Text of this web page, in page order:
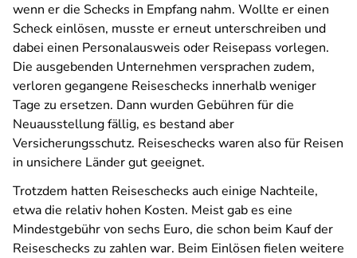
wenn er die Schecks in Empfang nahm. Wollte er einen
Scheck einlösen, musste er erneut unterschreiben und
dabei einen Personalausweis oder Reisepass vorlegen.
Die ausgebenden Unternehmen versprachen zudem,
verloren gegangene Reiseschecks innerhalb weniger
Tage zu ersetzen. Dann wurden Gebühren für die
Neuausstellung fällig, es bestand aber
Versicherungsschutz. Reiseschecks waren also für Reisen
in unsichere Länder gut geeignet.
Trotzdem hatten Reiseschecks auch einige Nachteile,
etwa die relativ hohen Kosten. Meist gab es eine
Mindestgebühr von sechs Euro, die schon beim Kauf der
Reiseschecks zu zahlen war. Beim Einlösen fielen weitere